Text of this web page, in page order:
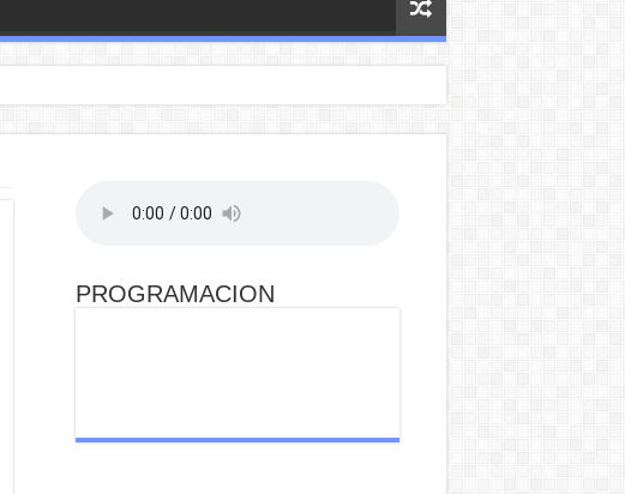
PROGRAMACION